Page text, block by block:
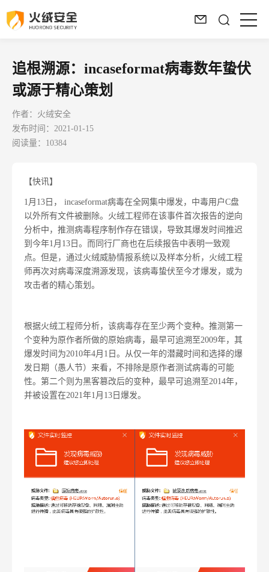
追根溯源：incaseformat病毒数年蛰伏
或源于精心策划
作者：火绒安全
发布时间：2021-01-15
阅读量：10384
【快讯】
1月13日， incaseformat病毒在全网集中爆发，中毒用户C盘
以外所有文件被删除。火绒工程师在该事件首次报告的逆向
分析中，推测病毒程序制作存在错误，导致其爆发时间推迟
到今年1月13日。而同行厂商也在后续报告中表明一致观
点。但是，通过火绒威胁情报系统以及样本分析，火绒工程
师再次对病毒深度溯源发现，该病毒蛰伏至今才爆发，或为
攻击者的精心策划。
根据火绒工程师分析，该病毒存在至少两个变种。推测第一
个变种为原作者所做的原始病毒，最早可追溯至2009年，其
爆发时间为2010年4月1日。从仅一年的潜藏时间和选择的爆
发日期（愚人节）来看，不排除是原作者测试病毒的可能
性。第二个则为黑客篡改后的变种，最早可追溯至2014年，
并被设置在2021年1月13日爆发。